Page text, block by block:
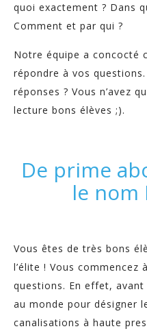
quoi exactement ? Dans
Comment et par qui ?
Notre équipe a concocté
répondre à vos
réponses ? Vous n’avez
lecture bons élèves ;).
De prime
le nom
Vous êtes de très bons
l’élite ! Vous commencez
questions. En effet,
au monde pour désigner
canalisations à haute